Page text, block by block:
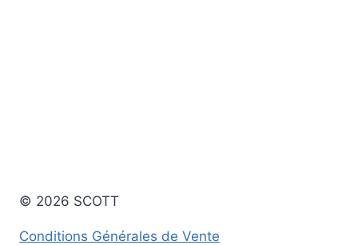
© 2026 SCOTT
Conditions Générales de Vente